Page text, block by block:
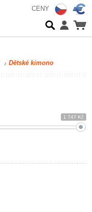
CENY
Dětské kimono
1 747 Kč